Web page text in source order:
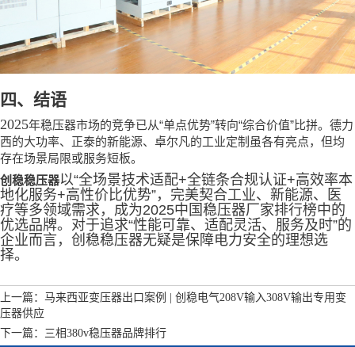
四、结语
2025年稳压器市场的竞争已从“单点优势”转向“综合价值”比拼。德力
西的大功率、正泰的新能源、卓尔凡的工业定制虽各有亮点，但均
存在场景局限或服务短板。
创稳稳压器以“全场景技术适配+全链条合规认证+高效率本
地化服务+高性价比优势”，完美契合工业、新能源、医
疗等多领域需求，成为2025中国稳压器厂家排行榜中的
优选品牌。对于追求“性能可靠、适配灵活、服务及时”的
企业而言，创稳稳压器无疑是保障电力安全的理想选
择。
上一篇：马来西亚变压器出口案例 | 创稳电气208V输入308V输出专用变
压器供应
下一篇：三相380v稳压器品牌排行